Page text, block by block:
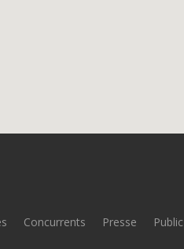
Concurrents Presse Public